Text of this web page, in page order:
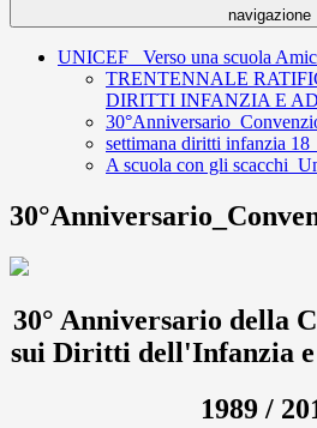
navigazione
UNICEF_ Verso una scuola
TRENTENNALE
DIRITTI INFANZIA E
settimana diritti infanzia
A scuola con gli
30° Anniversario della
sui Diritti dell'Infanzia e
1989 /